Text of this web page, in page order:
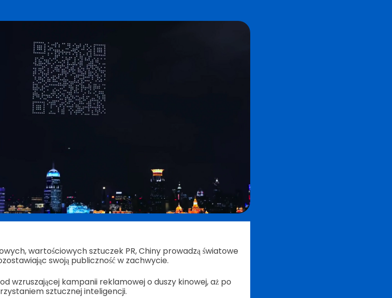
wartościowych sztuczek PR, Chiny prowadzą światowe
swoją publiczność w zachwycie.
wzruszającej kampanii reklamowej o duszy kinowej, aż po
sztucznej inteligencji.